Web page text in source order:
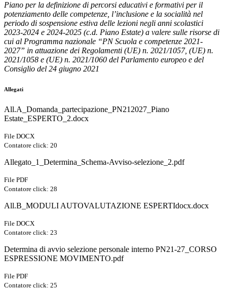
Piano per la definizione di percorsi educativi e formativi per il
potenziamento delle competenze, l’inclusione e la socialità nel
periodo di sospensione estiva delle lezioni negli anni scolastici
2023-2024 e 2024-2025 (c.d. Piano Estate) a valere sulle risorse di
cui al Programma nazionale “PN Scuola e competenze 2021-
2027” in attuazione dei Regolamenti (UE) n. 2021/1057, (UE) n.
2021/1058 e (UE) n. 2021/1060 del Parlamento europeo e del
Consiglio del 24 giugno 2021
Allegati
All.A_Domanda_partecipazione_PN212027_Piano
Estate_ESPERTO_2.docx
File DOCX
Contatore click: 20
Allegato_1_Determina_Schema-Avviso-selezione_2.pdf
File PDF
Contatore click: 28
All.B_MODULI AUTOVALUTAZIONE ESPERTIdocx.docx
File DOCX
Contatore click: 23
Determina di avvio selezione personale interno PN21-27_CORSO
ESPRESSIONE MOVIMENTO.pdf
File PDF
Contatore click: 25